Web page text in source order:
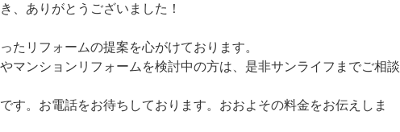
、ありがとうございました！
たリフォームの提案を心がけております。
マンションリフォームを検討中の方は、是非サンライフまでご相談
す。お電話をお待ちしております。おおよその料金をお伝えしま